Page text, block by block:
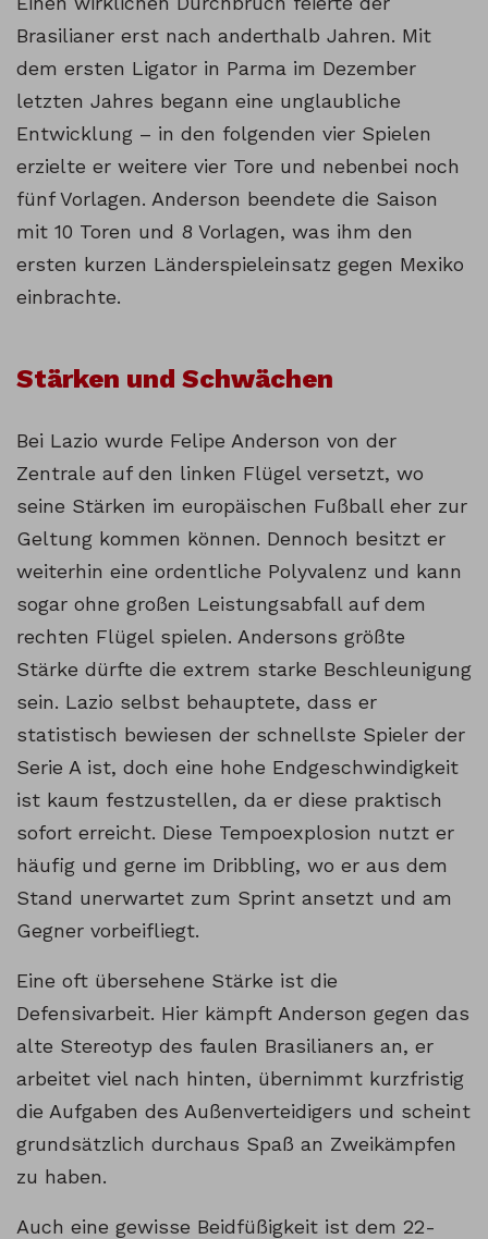
Brasilianer erst nach anderthalb Jahren. Mit
dem ersten Ligator in Parma im Dezember
letzten Jahres begann eine unglaubliche
Entwicklung – in den folgenden vier Spielen
erzielte er weitere vier Tore und nebenbei noch
fünf Vorlagen. Anderson beendete die Saison
mit 10 Toren und 8 Vorlagen, was ihm den
ersten kurzen Länderspieleinsatz gegen Mexiko
einbrachte.
Stärken und Schwächen
Bei Lazio wurde Felipe Anderson von der
Zentrale auf den linken Flügel versetzt, wo
seine Stärken im europäischen Fußball eher zur
Geltung kommen können. Dennoch besitzt er
weiterhin eine ordentliche Polyvalenz und kann
sogar ohne großen Leistungsabfall auf dem
rechten Flügel spielen. Andersons größte
Stärke dürfte die extrem starke Beschleunigung
sein. Lazio selbst behauptete, dass er
statistisch bewiesen der schnellste Spieler der
Serie A ist, doch eine hohe Endgeschwindigkeit
ist kaum festzustellen, da er diese praktisch
sofort erreicht. Diese Tempoexplosion nutzt er
häufig und gerne im Dribbling, wo er aus dem
Stand unerwartet zum Sprint ansetzt und am
Gegner vorbeifliegt.
Eine oft übersehene Stärke ist die
Defensivarbeit. Hier kämpft Anderson gegen das
alte Stereotyp des faulen Brasilianers an, er
arbeitet viel nach hinten, übernimmt kurzfristig
die Aufgaben des Außenverteidigers und scheint
grundsätzlich durchaus Spaß an Zweikämpfen
zu haben.
Auch eine gewisse Beidfüßigkeit ist dem 22-